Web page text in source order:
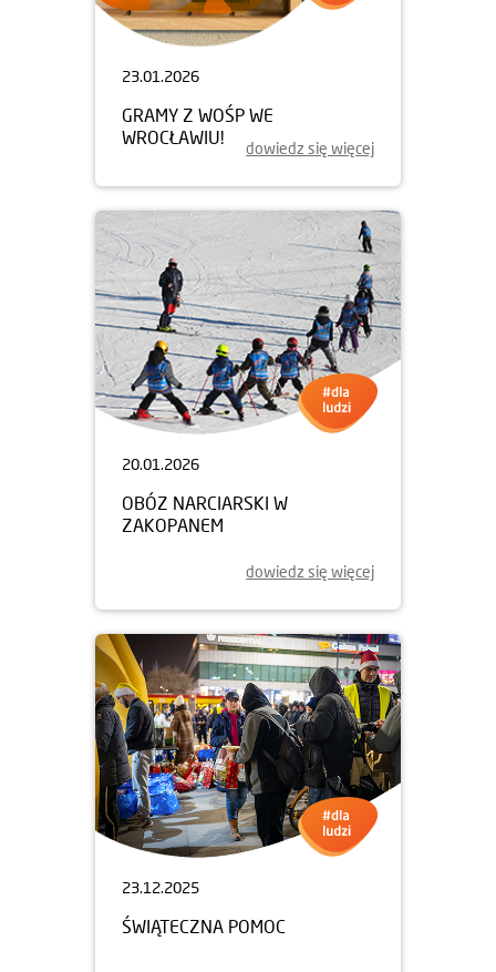
23.01.2026
GRAMY Z WOŚP WE
WROCŁAWIU!
dowiedz się więcej
20.01.2026
OBÓZ NARCIARSKI W
ZAKOPANEM
dowiedz się więcej
23.12.2025
ŚWIĄTECZNA POMOC